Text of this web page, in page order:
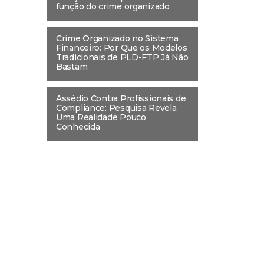
função do crime organizado
Crime Organizado no Sistema
Financeiro: Por Que os Modelos
Tradicionais de PLD-FTP Já Não
Bastam
Assédio Contra Profissionais de
Compliance: Pesquisa Revela
Uma Realidade Pouco
Conhecida